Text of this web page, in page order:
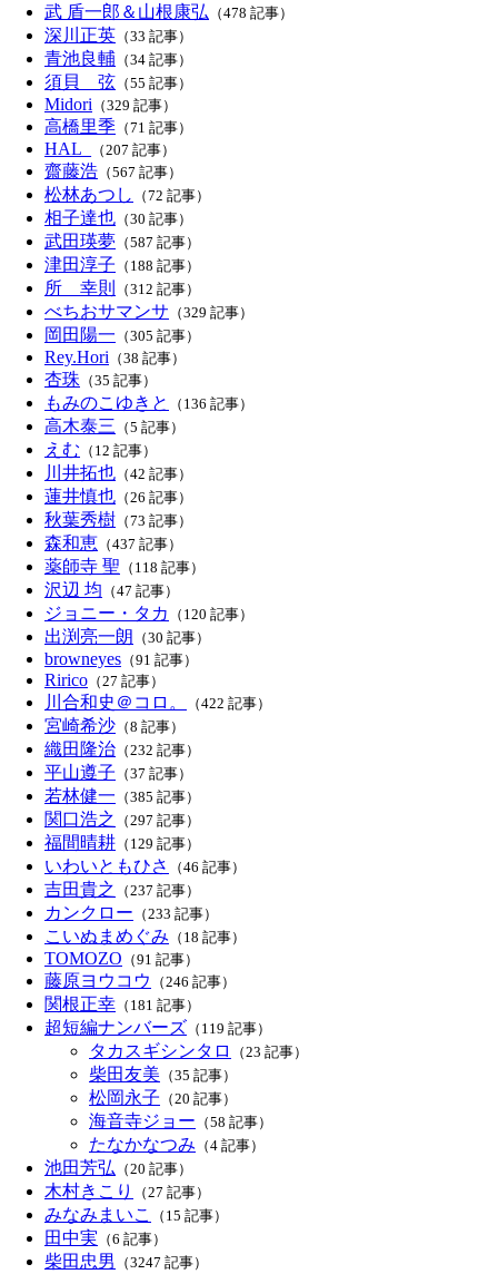
武 盾一郎＆山根康弘 （478 記事）
深川正英 （33 記事）
青池良輔 （34 記事）
須貝 弦 （55 記事）
Midori （329 記事）
高橋里季 （71 記事）
HAL_ （207 記事）
齋藤浩 （567 記事）
松林あつし （72 記事）
相子達也 （30 記事）
武田瑛夢 （587 記事）
津田淳子 （188 記事）
所 幸則 （312 記事）
べちおサマンサ （329 記事）
岡田陽一 （305 記事）
Rey.Hori （38 記事）
杏珠 （35 記事）
もみのこゆきと （136 記事）
高木泰三 （5 記事）
えむ （12 記事）
川井拓也 （42 記事）
蓮井慎也 （26 記事）
秋葉秀樹 （73 記事）
森和恵 （437 記事）
薬師寺 聖 （118 記事）
沢辺 均 （47 記事）
ジョニー・タカ （120 記事）
出渕亮一朗 （30 記事）
browneyes （91 記事）
Ririco （27 記事）
川合和史＠コロ。 （422 記事）
宮崎希沙 （8 記事）
織田隆治 （232 記事）
平山遵子 （37 記事）
若林健一 （385 記事）
関口浩之 （297 記事）
福間晴耕 （129 記事）
いわいともひさ （46 記事）
吉田貴之 （237 記事）
カンクロー （233 記事）
こいぬまめぐみ （18 記事）
TOMOZO （91 記事）
藤原ヨウコウ （246 記事）
関根正幸 （181 記事）
超短編ナンバーズ （119 記事）
タカスギシンタロ （23 記事）
柴田友美 （35 記事）
松岡永子 （20 記事）
海音寺ジョー （58 記事）
たなかなつみ （4 記事）
池田芳弘 （20 記事）
木村きこり （27 記事）
みなみまいこ （15 記事）
田中実 （6 記事）
柴田忠男 （3247 記事）